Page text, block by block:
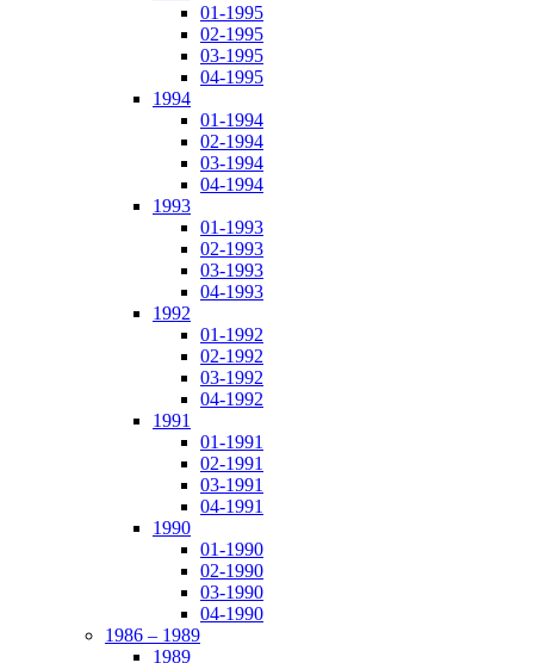
01-1995
02-1995
03-1995
04-1995
1994
01-1994
02-1994
03-1994
04-1994
1993
01-1993
02-1993
03-1993
04-1993
1992
01-1992
02-1992
03-1992
04-1992
1991
01-1991
02-1991
03-1991
04-1991
1990
01-1990
02-1990
03-1990
04-1990
1986 – 1989
1989